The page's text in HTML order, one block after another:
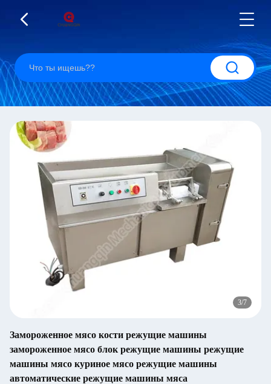
3/7
Замороженное мясо кости режущие машины
замороженное мясо блок режущие машины режущие
машины мясо куриное мясо режущие машины
автоматические режущие машины мяса